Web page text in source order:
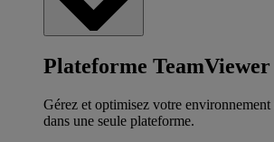
Plateforme
Gérez et optimisez votre
dans une seule plateforme.